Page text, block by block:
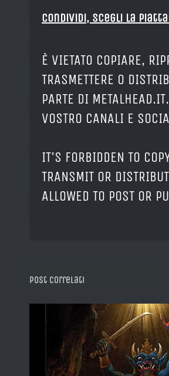
Condividi, Scegli la
È VIETATO COPIARE,
TRASMETTERE O
PARTE DI
VOSTRO CANALI E
IT'S FORBIDDEN TO
TRANSMIT OR
ALLOWED TO POST OR
Post correlati